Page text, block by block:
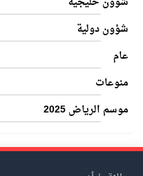
شؤون دولية
عام
منوعات
موسم الرياض 2025